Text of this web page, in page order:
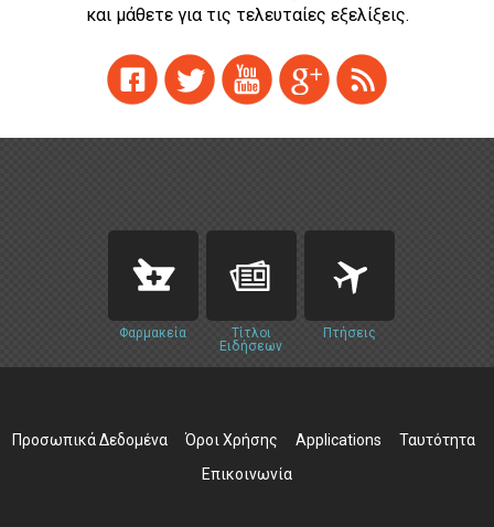
και μάθετε για τις τελευταίες εξελίξεις.
Φαρμακεία
Τίτλοι
Ειδήσεων
Πτήσεις
Προσωπικά Δεδομένα Όροι Χρήσης Applications
Ταυτότητα
Επικοινωνία